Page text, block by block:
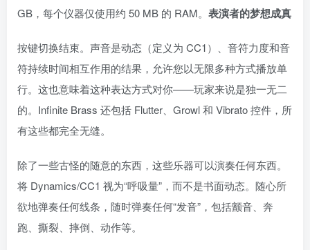
GB，每个仪器仅使用约 50 MB 的 RAM。 表演者的梦想成真
按键切换结束。声音是动态（定义为 CC1）、音符力度和音
符持续时间相互作用的结果，允许您以无限多种方式播放单
行。这也意味着这种表达方式对你——玩家来说是独一无二
的。Infinite Brass 还包括 Flutter、Growl 和 Vibrato 控件，所
有这些都完全无缝。
除了一些古怪的随意的东西，这些乐器可以演奏任何东西。
将 Dynamics/CC1 视为“呼吸量”，而不是书面动态。随心所
欲地弹奏任何线条，随时弹奏任何“发音”，包括颤音、奔
跑、撕裂、摔倒、动作等。